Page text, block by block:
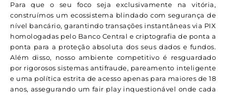
Para que o seu foco seja exclusivamente na vitória,
construímos um ecossistema blindado com segurança de
nível bancário, garantindo transações instantâneas via PIX
homologadas pelo Banco Central e criptografia de ponta a
ponta para a proteção absoluta dos seus dados e fundos.
Além disso, nosso ambiente competitivo é resguardado
por rigorosos sistemas antifraude, pareamento inteligente
e uma política estrita de acesso apenas para maiores de 18
anos, assegurando um fair play inquestionável onde cada